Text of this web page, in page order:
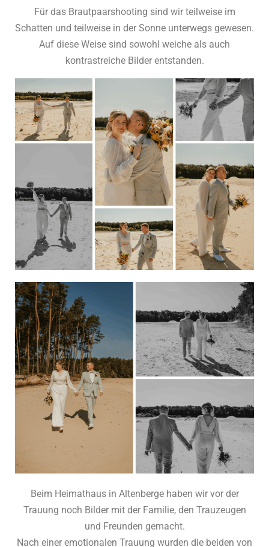
Für das Brautpaarshooting sind wir teilweise im
Schatten und teilweise in der Sonne unterwegs gewesen.
Auf diese Weise sind sowohl weiche als auch
kontrastreiche Bilder entstanden.
Beim Heimathaus in Altenberge haben wir vor der
Trauung noch Bilder mit der Familie, den Trauzeugen
und Freunden gemacht.
Nach einer emotionalen Trauung wurden die beiden von